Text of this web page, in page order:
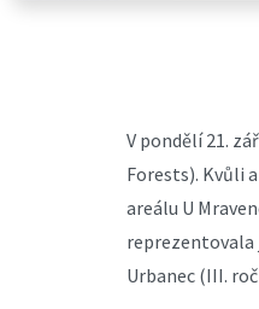
V pondělí 21.
Forests). Kvůli
areálu U
reprezentovala
Urbanec (III.